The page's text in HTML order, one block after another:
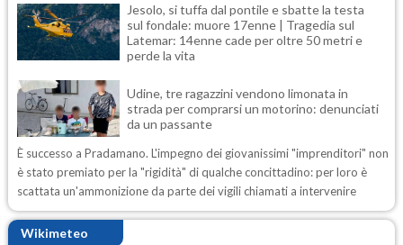
Jesolo, si tuffa dal pontile e sbatte la testa
sul fondale: muore 17enne | Tragedia sul
Latemar: 14enne cade per oltre 50 metri e
perde la vita
Udine, tre ragazzini vendono limonata in
strada per comprarsi un motorino: denunciati
da un passante
È successo a Pradamano. L'impegno dei giovanissimi "imprenditori" non
è stato premiato per la "rigidità" di qualche concittadino: per loro è
scattata un'ammonizione da parte dei vigili chiamati a intervenire
Wikimeteo